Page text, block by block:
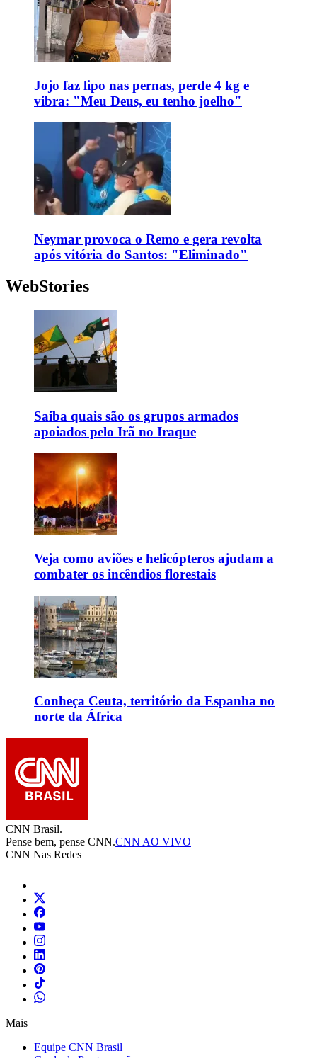
Jojo faz lipo nas pernas, perde 4 kg e
vibra: "Meu Deus, eu tenho joelho"
Neymar provoca o Remo e gera revolta
após vitória do Santos: "Eliminado"
WebStories
Saiba quais são os grupos armados
apoiados pelo Irã no Iraque
Veja como aviões e helicópteros ajudam a
combater os incêndios florestais
Conheça Ceuta, território da Espanha no
norte da África
CNN Brasil.
Pense bem, pense CNN.CNN AO VIVO
CNN Nas Redes
Mais
Equipe CNN Brasil